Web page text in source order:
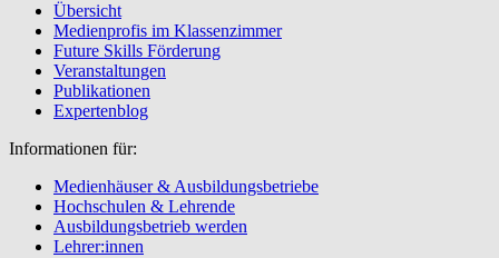
Übersicht
Medienprofis im Klassenzimmer
Future Skills Förderung
Veranstaltungen
Publikationen
Expertenblog
Informationen für:
Medienhäuser & Ausbildungsbetriebe
Hochschulen & Lehrende
Ausbildungsbetrieb werden
Lehrer:innen